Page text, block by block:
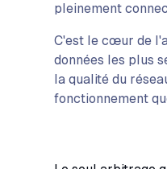
pleinement
C'est le cœur de
données les plus
la qualité du
fonctionnement